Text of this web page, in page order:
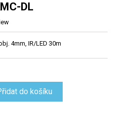
DL
4mm, IR/LED 30m
do košíku